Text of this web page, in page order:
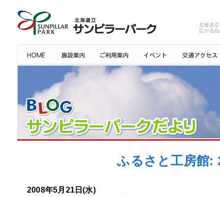
北海道
広がる
ふるさと工房館:
2008年5月21日(水)